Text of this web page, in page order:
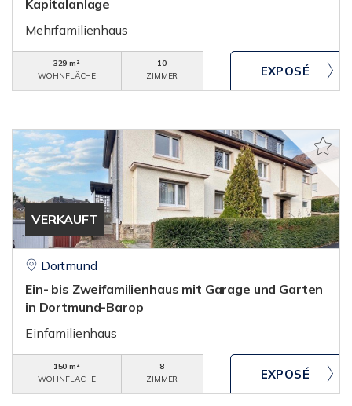
Kapitalanlage
Mehrfamilienhaus
329 m²
WOHNFLÄCHE
10
ZIMMER
VERKAUFT
Dortmund
Ein- bis Zweifamilienhaus mit Garage und Garten
in Dortmund-Barop
Einfamilienhaus
150 m²
WOHNFLÄCHE
8
ZIMMER